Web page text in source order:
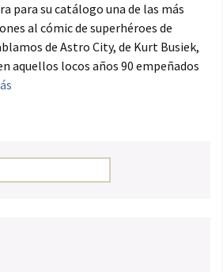
para su catálogo una de las más
al cómic de superhéroes de
de Astro City, de Kurt Busiek,
aquellos locos años 90 empeñados